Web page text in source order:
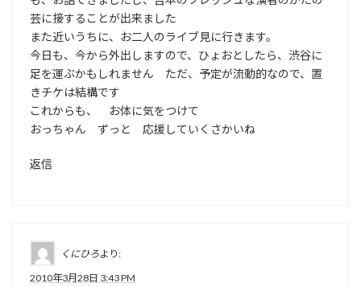
芸に接することが出来ました
また近いうちに、お二人のライブ見に行きます。
今日も、今から外出しますので、ひょおとしたら、渋谷に
足を運ぶかもしれません ただ、予定が流動的なので、置
きチケは結構です
これからも、 お体に気をつけて
おっちゃん ずっと 応援していくさかいね
返信
くにひろより:
2010年3月28日 3:43 PM